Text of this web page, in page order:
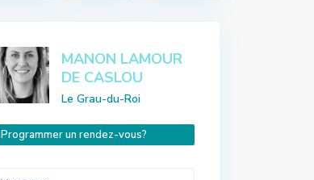
MANON LAMOUR
DE CASLOU
Le Grau-du-Roi
Programmer un rendez-vous?